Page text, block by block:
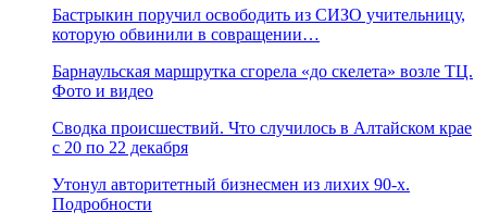
Бастрыкин поручил освободить из СИЗО учительницу,
которую обвинили в совращении…
Барнаульская маршрутка сгорела «до скелета» возле ТЦ.
Фото и видео
Сводка происшествий. Что случилось в Алтайском крае
с 20 по 22 декабря
Утонул авторитетный бизнесмен из лихих 90-х.
Подробности